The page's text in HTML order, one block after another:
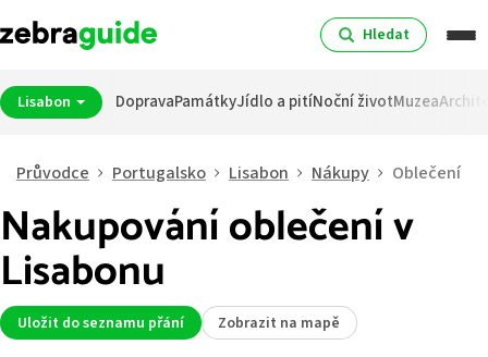
Hledat
Lisabon DopravaPamátkyJídlo a pitíNoční životMuzea
Průvodce Portugalsko Lisabon Nákupy Oblečení
Nakupování oblečení v
Lisabonu
Uložit do seznamu přání Zobrazit na mapě